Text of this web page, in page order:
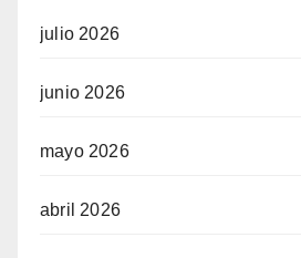
julio 2026
junio 2026
mayo 2026
abril 2026